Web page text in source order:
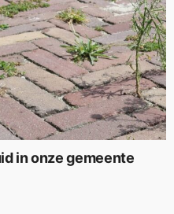
in onze gemeente